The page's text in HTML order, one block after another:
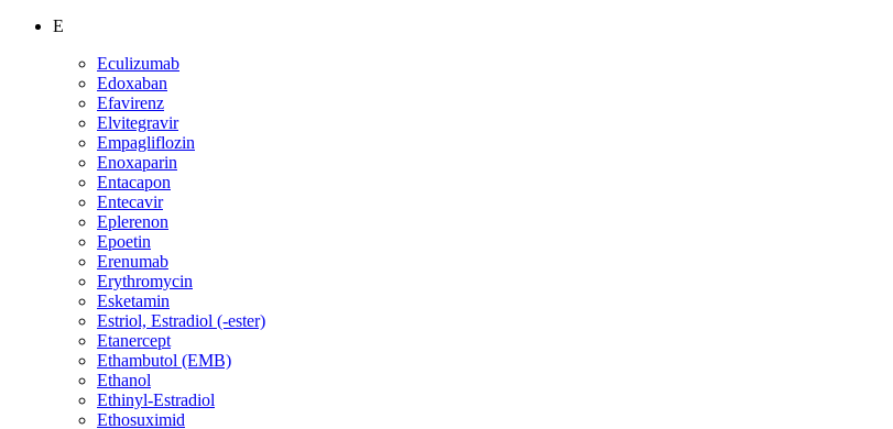
E
Eculizumab
Edoxaban
Efavirenz
Elvitegravir
Empagliflozin
Enoxaparin
Entacapon
Entecavir
Eplerenon
Epoetin
Erenumab
Erythromycin
Esketamin
Estriol, Estradiol (-ester)
Etanercept
Ethambutol (EMB)
Ethanol
Ethinyl-Estradiol
Ethosuximid